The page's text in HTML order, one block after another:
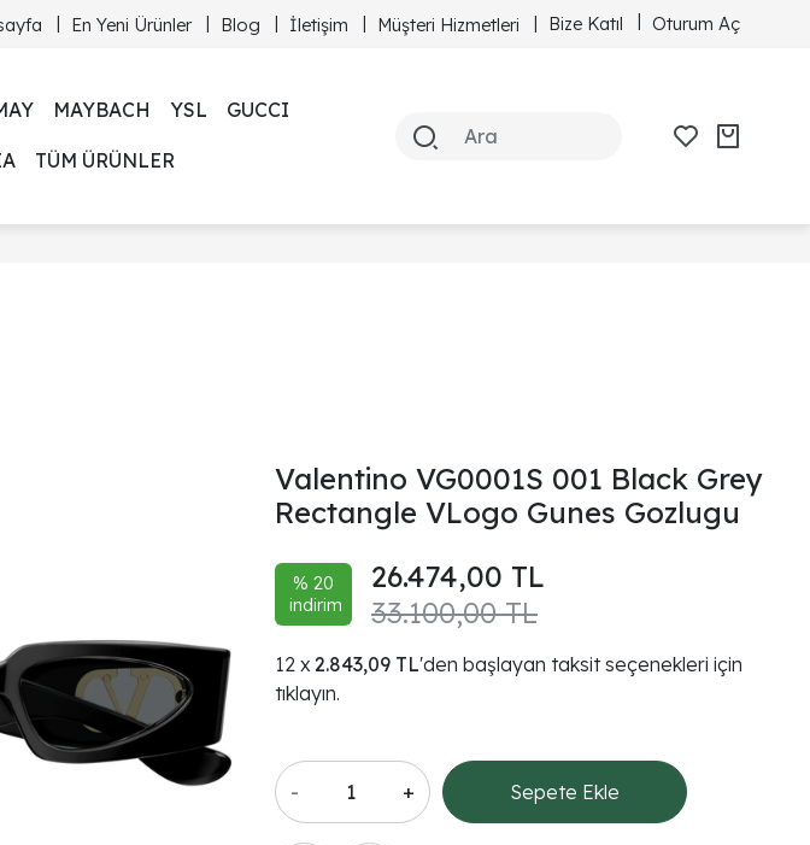
En Yeni Ürünler Blog İletişim Müşteri Hizmetleri Bize Katıl Oturum Aç
MAYBACH YSL GUCCI
TÜM ÜRÜNLER
Valentino VG0001S 001 Black Grey
Rectangle VLogo Gunes Gozlugu
% 20
indirim
33.100,00 TL
26.474,00 TL
2.843,09 TL'den başlayan taksit seçenekleri için
tıklayın.
- + Sepete Ekle